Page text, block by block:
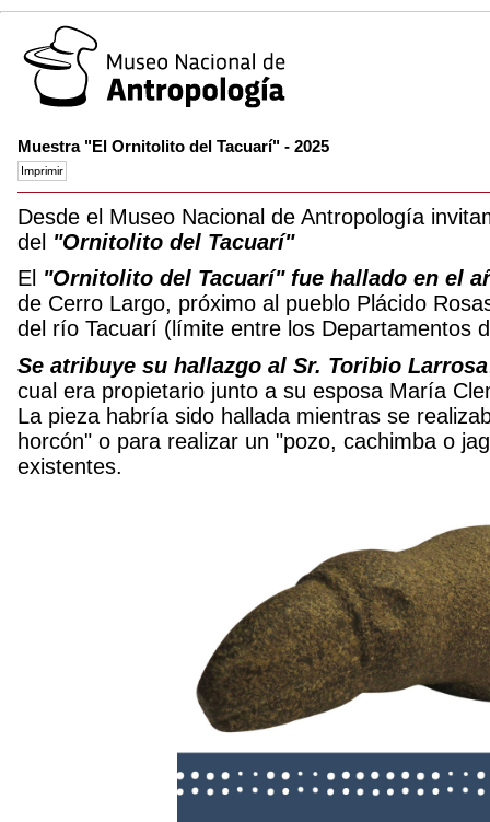
Muestra "El Ornitolito del Tacuarí" - 2025
Desde el Museo Nacional de Antropología
del "Ornitolito del Tacuarí"
El "Ornitolito del Tacuarí" fue hallado en el
de Cerro Largo, próximo al pueblo Plácido
del río Tacuarí (límite entre los Departamentos
Se atribuye su hallazgo al Sr. Toribio Larrosa
cual era propietario junto a su esposa María
La pieza habría sido hallada mientras se
horcón" o para realizar un "pozo, cachimba o
existentes.